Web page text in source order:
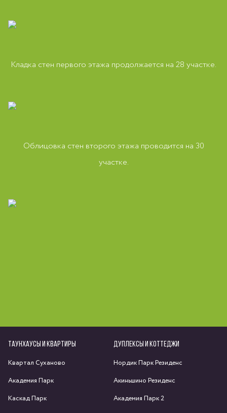
Кладка стен первого этажа продолжается на 28 участке.
Облицовка стен второго этажа проводится на 30
участке.
ТАУНХАУСЫ И КВАРТИРЫ
Квартал Суханово
Академия Парк
Каскад Парк
ДУПЛЕКСЫ И КОТТЕДЖИ
Нордик Парк Резиденс
Акиньшино Резиденс
Академия Парк 2